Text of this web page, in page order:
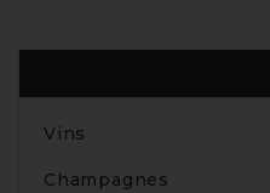
Vins
Champagnes